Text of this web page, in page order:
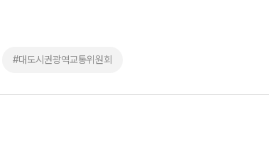
#대도시권광역교통위원회